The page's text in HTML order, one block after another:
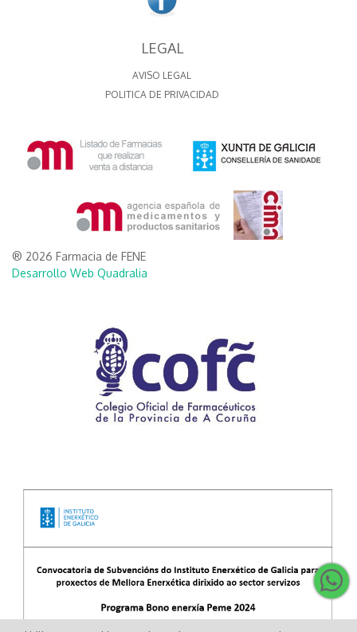
LEGAL
AVISO LEGAL
POLITICA DE PRIVACIDAD
® 2026 Farmacia de FENE
Desarrollo Web Quadralia